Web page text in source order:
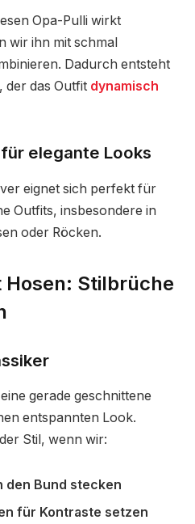
Opa-Pulli wirkt
wir ihn mit schmal
Dadurch entsteht
der das Outfit dynamisch
elegante Looks
eignet sich perfekt für
Outfits, insbesondere in
oder Röcken.
Hosen: Stilbrüche
gerade geschnittene
entspannten Look.
Stil, wenn wir:
den Bund stecken
für Kontraste setzen